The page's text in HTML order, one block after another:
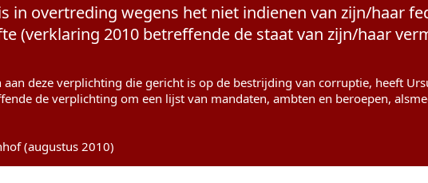
in overtreding wegens het niet indienen van zijn/haar
(verklaring 2010 betreffende de staat van zijn/haar
deze verplichting die gericht is op de bestrijding van corruptie, heeft
de verplichting om een lijst van mandaten, ambten en beroepen,
(augustus 2010)